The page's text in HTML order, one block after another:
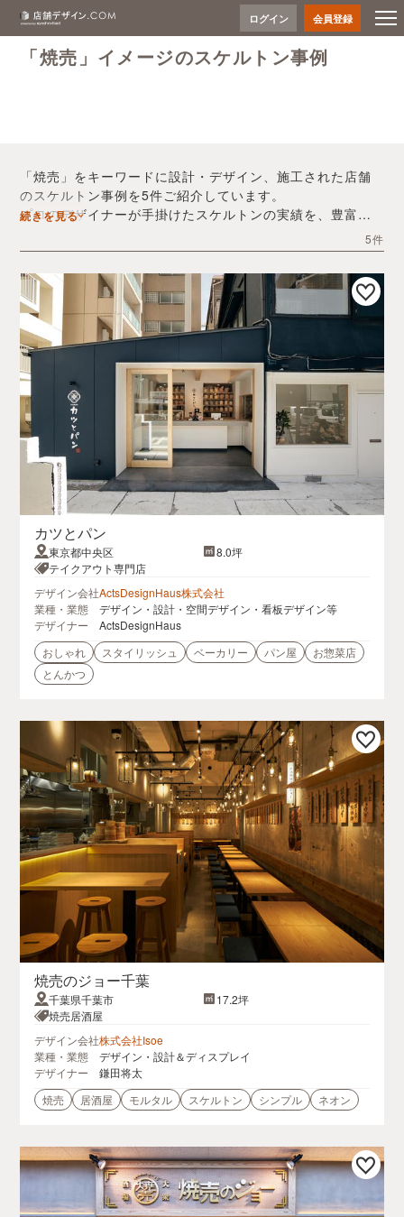
ログイン 会員登録
「焼売」イメージのスケルトン事例
「焼売」をキーワードに設計・デザイン、施工された店舗
のスケルトン事例を5件ご紹介しています。
プロのデザイナーが手掛けたスケルトンの実績を、豊富な
デザイン内装会社探しや費用感の把握など、「焼売」の店
舗イメージを固めるヒントとしてぜひお役立てください。
続きを見る
5件
カツとパン
東京都中央区
8.0坪
テイクアウト専門店
デザイン会社ActsDesignHaus株式会社
業種・業態
デザイン・設計・空間デザイン・看板デザイン等
デザイナー
ActsDesignHaus
おしゃれ
スタイリッシュ ベーカリー パン屋
お惣菜店
とんかつ
焼売のジョー千葉
千葉県千葉市
17.2坪
焼売居酒屋
デザイン会社株式会社Isoe
業種・業態
デザイン・設計＆ディスプレイ
デザイナー
鎌田将太
焼売
居酒屋 モルタル スケルトン シンプル ネオン